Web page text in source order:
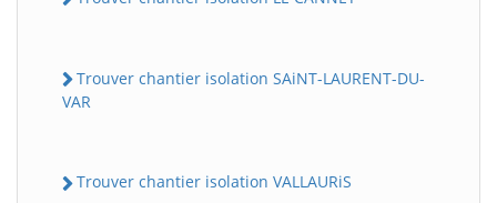
Trouver chantier isolation SAiNT-LAURENT-DU-
VAR
Trouver chantier isolation VALLAURiS